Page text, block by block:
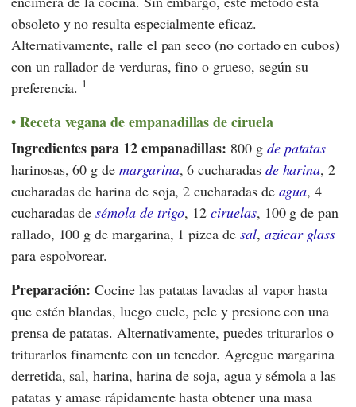
obsoleto y no resulta especialmente eficaz.
Alternativamente, ralle el pan seco (no cortado en cubos)
con un rallador de verduras, fino o grueso, según su
preferencia. 1
Receta vegana de empanadillas de ciruela
Ingredientes para 12 empanadillas: 800 g de patatas
harinosas, 60 g de margarina, 6 cucharadas de harina, 2
cucharadas de harina de soja, 2 cucharadas de agua, 4
cucharadas desémola de trigo, 12ciruelas, 100 g de pan
rallado, 100 g de margarina, 1 pizca de sal, azúcar glass
para espolvorear.
Preparación: Cocine las patatas lavadas al vapor hasta
que estén blandas, luego cuele, pele y presione con una
prensa de patatas. Alternativamente, puedes triturarlos o
triturarlos finamente con un tenedor. Agregue margarina
derretida, sal, harina, harina de soja, agua y sémola a las
patatas y amase rápidamente hasta obtener una masa